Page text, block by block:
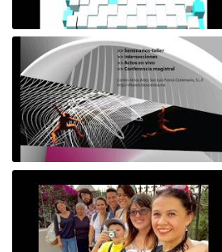
liveness
Efusión: código y producción de sentido